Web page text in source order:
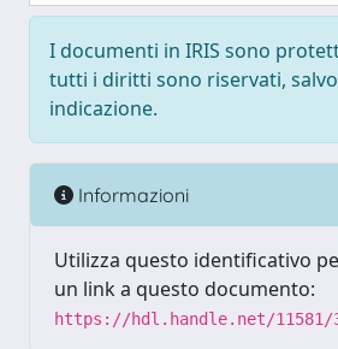
I documenti in IRIS sono
tutti i diritti sono riservati,
indicazione.
Informazioni
Utilizza questo identificativo
un link a questo documento:
https://hdl.handle.net/11581/